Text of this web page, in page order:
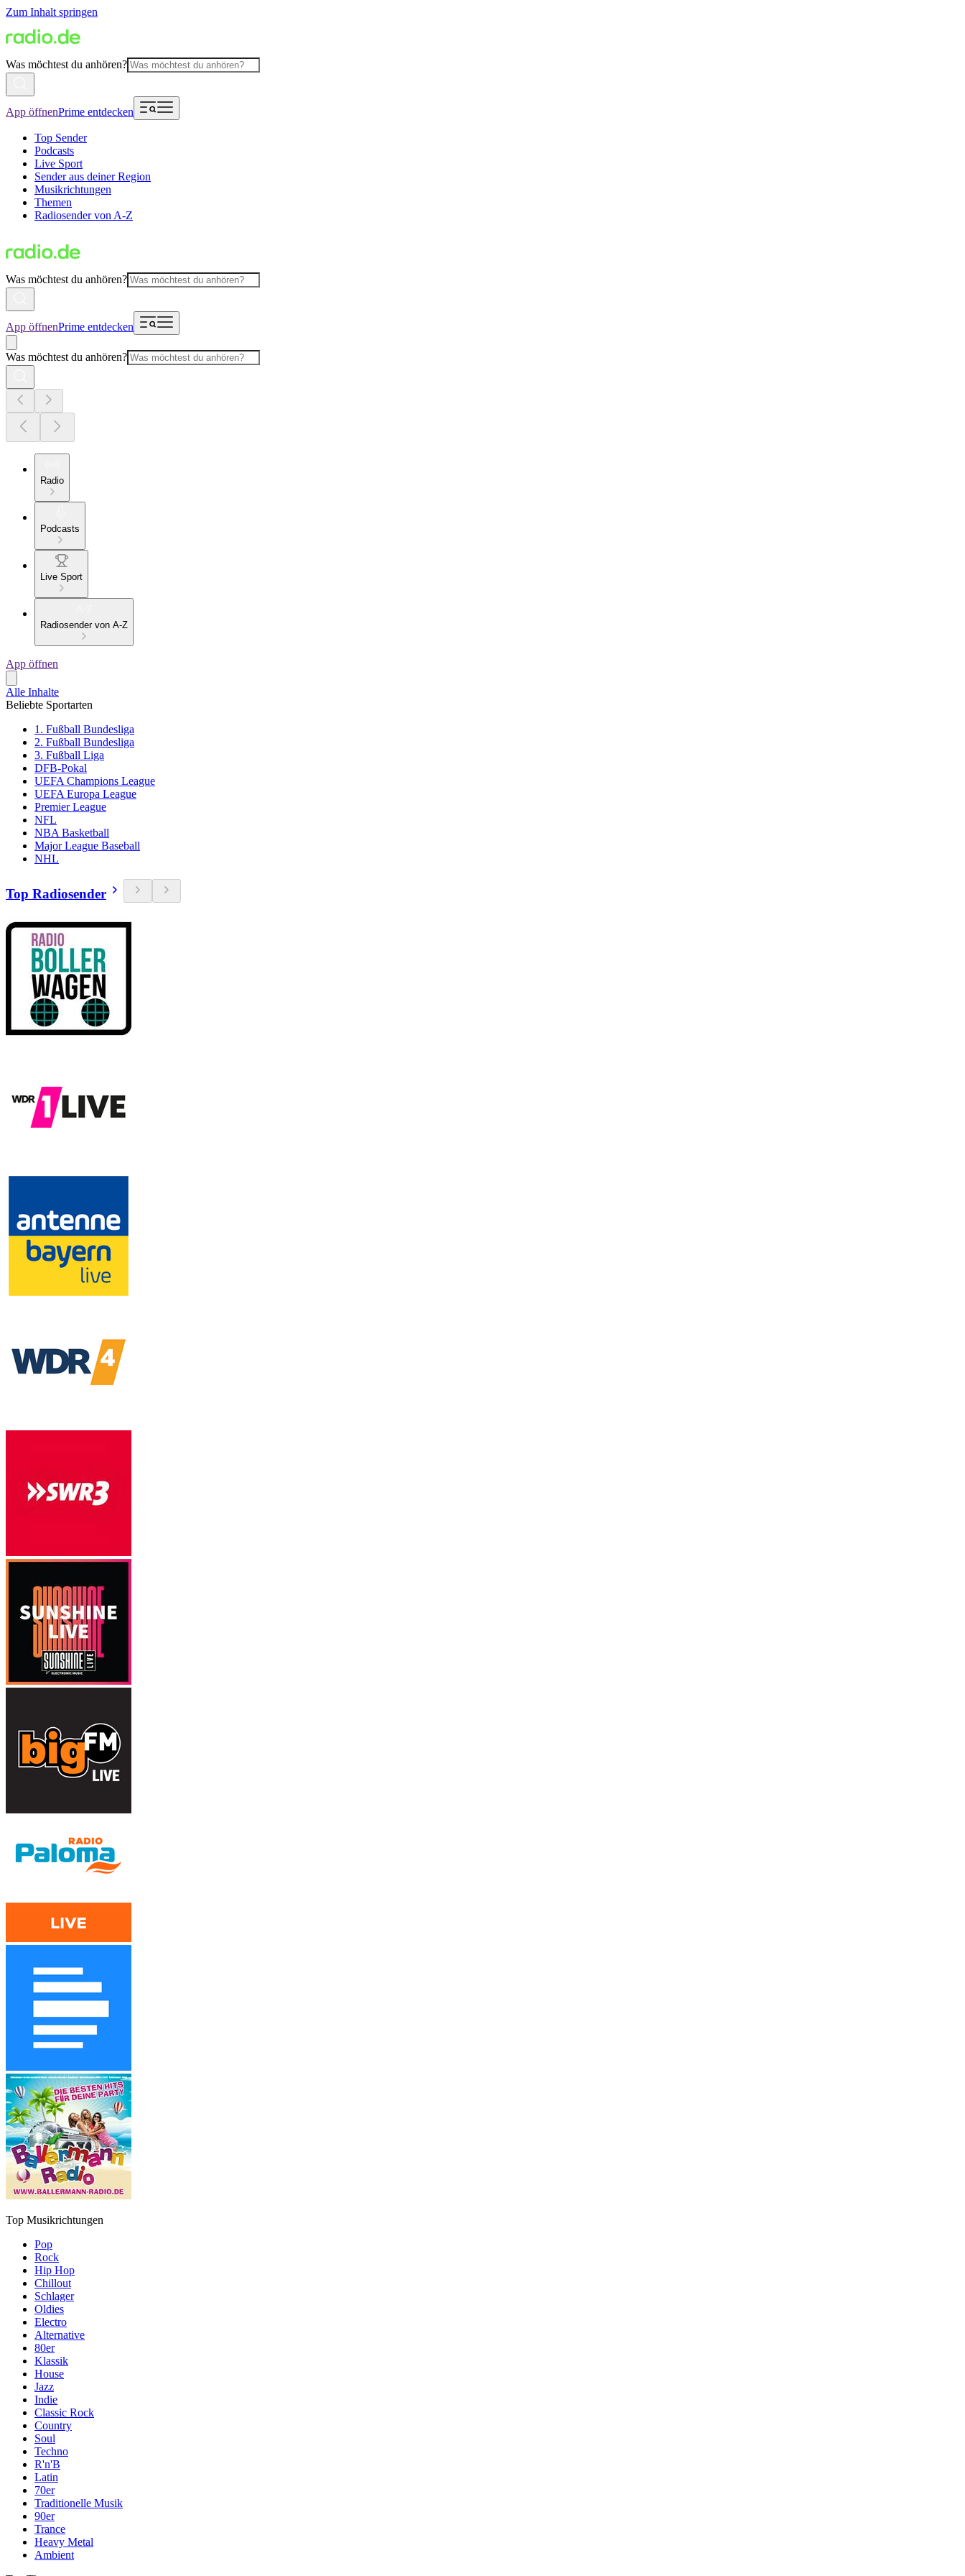
Zum Inhalt springen
Was möchtest du anhören?
App öffnenPrime entdecken
Top Sender
Podcasts
Live Sport
Sender aus deiner Region
Musikrichtungen
Themen
Radiosender von A-Z
Was möchtest du anhören?
App öffnenPrime entdecken
Was möchtest du anhören?
Radio
Podcasts
Live Sport
Radiosender von A-Z
App öffnen
Alle Inhalte
Beliebte Sportarten
1. Fußball Bundesliga
2. Fußball Bundesliga
3. Fußball Liga
DFB-Pokal
UEFA Champions League
UEFA Europa League
Premier League
NFL
NBA Basketball
Major League Baseball
NHL
Top Radiosender
Top Musikrichtungen
Pop
Rock
Hip Hop
Chillout
Schlager
Oldies
Electro
Alternative
80er
Klassik
House
Jazz
Indie
Classic Rock
Country
Soul
Techno
R'n'B
Latin
70er
Traditionelle Musik
90er
Trance
Heavy Metal
Ambient